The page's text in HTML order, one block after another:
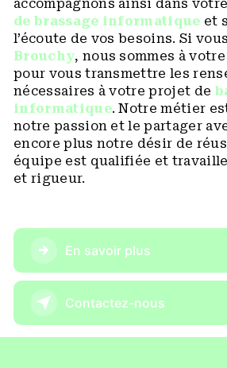
accompagnons ainsi dans
de brassage informatique et
l’écoute de vos besoins. Si
Brouchy, nous sommes à
pour vous transmettre les
nécessaires à votre projet de
informatique. Notre métier
notre passion et le partager
encore plus notre désir de
équipe est qualifiée et
et rigueur.
En savoir plus
Contactez-nous